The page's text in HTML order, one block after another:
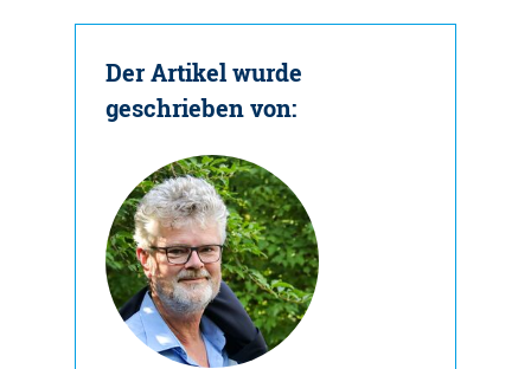
Der Artikel wurde
geschrieben von: